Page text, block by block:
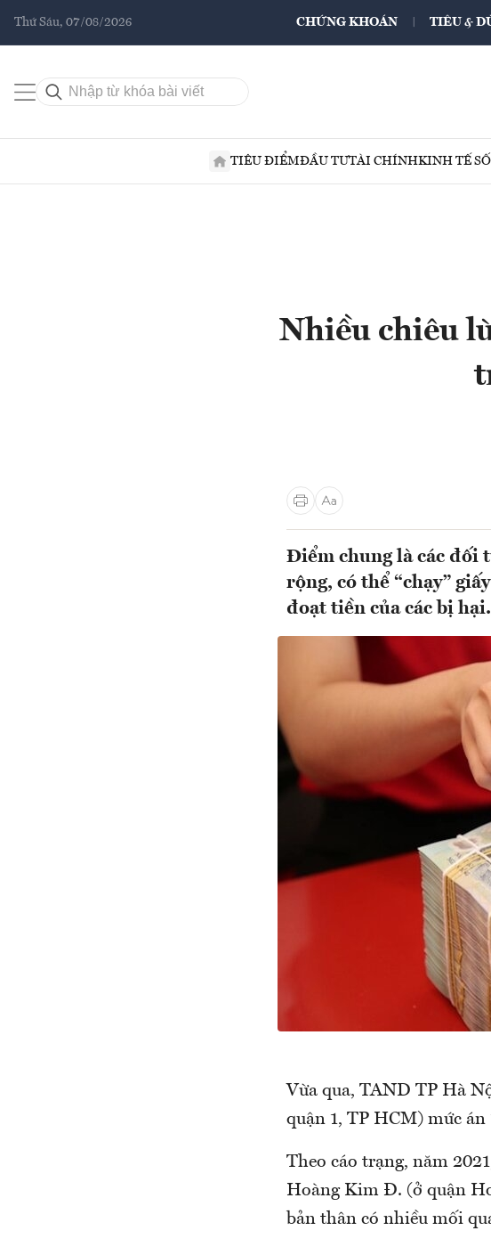
Thứ Sáu, 07/08/2026 CHỨNG KHOÁN TIÊU &
TIÊU ĐIỂMĐẦU TƯTÀI CHÍNHKINH TẾ SỐ
Nhiều chiêu
Điểm chung là các đối
rộng, có thể “chạy”
đoạt tiền của các bị hại.
Vừa qua, TAND TP Hà
quận 1, TP HCM) mức
Theo cáo trạng, năm
Hoàng Kim Đ. (ở quận
bản thân có nhiều mối